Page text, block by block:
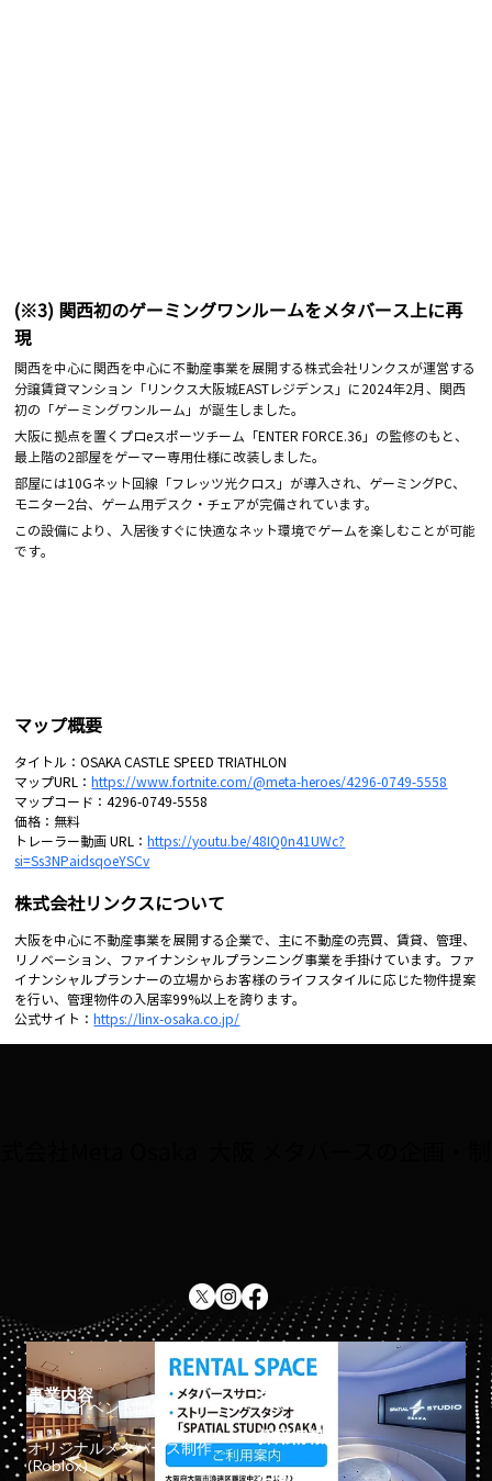
(※3) 関西初のゲーミングワンルームをメタバース上に再
現
関西を中心に関西を中心に不動産事業を展開する株式会社リンクスが運営する
分譲賃貸マンション「リンクス大阪城EASTレジデンス」に2024年2月、関西
初の「ゲーミングワンルーム」が誕生しました。
大阪に拠点を置くプロeスポーツチーム「ENTER FORCE.36」の監修のもと、
最上階の2部屋をゲーマー専用仕様に改装しました。
部屋には10Gネット回線「フレッツ光クロス」が導入され、ゲーミングPC、
モニター2台、ゲーム用デスク・チェアが完備されています。
この設備により、入居後すぐに快適なネット環境でゲームを楽しむことが可能
です。
マップ概要
タイトル：OSAKA CASTLE SPEED TRIATHLON
マップURL： https://www.fortnite.com/@meta-heroes/4296-0749-5558
マップコード：4296-0749-5558
価格：無料
トレーラー動画 URL： https://youtu.be/48IQ0n41UWc?
si=Ss3NPaidsqoeYSCv
株式会社リンクスについて
大阪を中心に不動産事業を展開する企業で、主に不動産の売買、賃貸、管理、
リノベーション、ファイナンシャルプランニング事業を手掛けています。ファ
イナンシャルプランナーの立場からお客様のライフスタイルに応じた物件提案
を行い、管理物件の入居率99%以上を誇ります。
公式サイト： https://linx-osaka.co.jp/
事業内容
リアルイベント開催
オリジナルメタバース制作
(Roblox)
ホーム
採用情報